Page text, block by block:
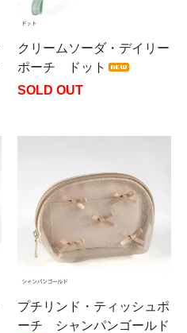
クリームソーダ・デイリー
ポーチ ドット
SOLD OUT
プチリンド・ティッシュポ
ーチ シャンパンゴールド